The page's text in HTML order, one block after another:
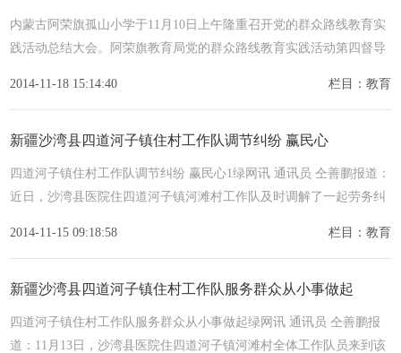
内蒙古阿荣旗孤山小学于11月10日上午隆重召开党的群众路线教育实
践活动总结大会。阿荣旗教育局党的群众路线教育实践活动第四督导
2014-11-18 15:14:40
栏目：教育
新疆沙湾县四道河子镇住村工作队调节纠纷 赢民心
四道河子镇住村工作队调节纠纷 赢民心1绿网讯 通讯员 仝善鹏报道：
近日，沙湾县医院住四道河子镇河滩村工作队及时调解了一起劳务纠
2014-11-15 09:18:58 栏目：教育
新疆沙湾县四道河子镇住村工作队服务群众从小事做起
四道河子镇住村工作队服务群众从小事做起绿网讯 通讯员 仝善鹏报
道：11月13日，沙湾县医院住四道河子镇河滩村全体工作队员来到该